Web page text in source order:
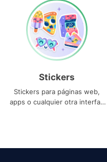
Stickers
Stickers para páginas web,
apps o cualquier otra interfaz